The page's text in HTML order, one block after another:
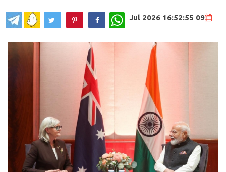
09 Jul 2026 16:52:55
WhatsApp